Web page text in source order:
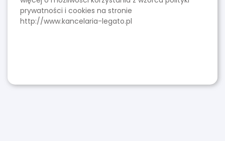
prywatności i cookies na stronie
http://www.kancelaria-legato.pl